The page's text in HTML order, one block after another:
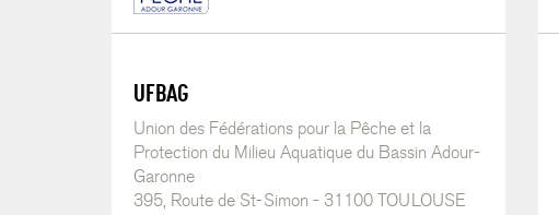
UFBAG
Union des Fédérations pour la Pêche et la
Protection du Milieu Aquatique du Bassin Adour-
Garonne
395, Route de St-Simon - 31100 TOULOUSE